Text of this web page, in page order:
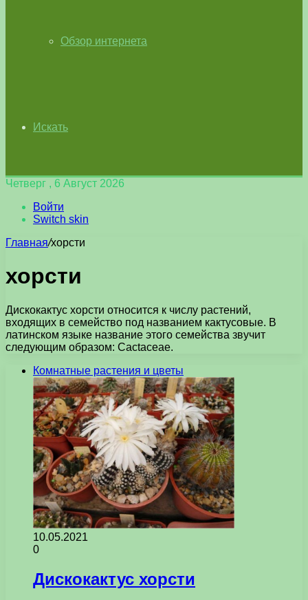
Обзор интернета
Искать
Четверг , 6 Август 2026
Войти
Switch skin
Главная/хорсти
хорсти
Дискокактус хорсти относится к числу растений,
входящих в семейство под названием кактусовые. В
латинском языке название этого семейства звучит
следующим образом: Cactaceae.
Комнатные растения и цветы
10.05.2021
0
Дискокактус хорсти